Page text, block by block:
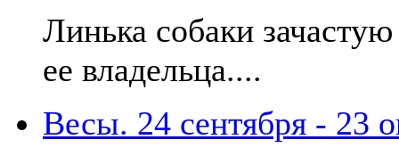
Линька собаки
ее владельца....
Весы. 24 сентября - 23